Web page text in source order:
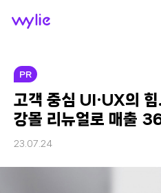
wylie
PR
고객 중심 UI·UX의
강몰 리뉴얼로 매출
23.07.24